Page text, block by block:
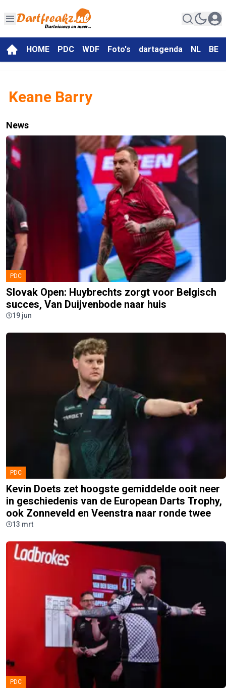
HOME PDC WDF Foto's dartagenda NL BE
Keane Barry
News
PDC
Slovak Open: Huybrechts zorgt voor Belgisch
succes, Van Duijvenbode naar huis
19 jun
PDC
Kevin Doets zet hoogste gemiddelde ooit neer
in geschiedenis van de European Darts Trophy,
ook Zonneveld en Veenstra naar ronde twee
13 mrt
PDC